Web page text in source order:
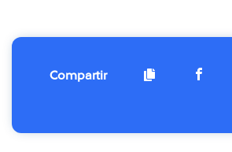
Compartir